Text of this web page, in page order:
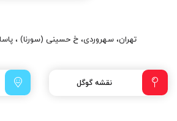
تهران، سهروردی، خ حسینی (سورنا) ،
نقشه گوگل